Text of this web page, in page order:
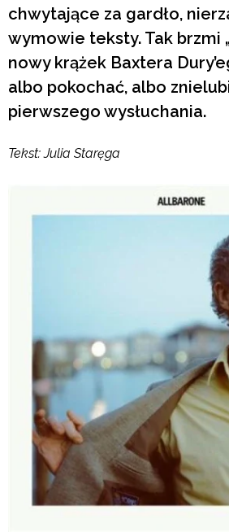
chwytające za gardło,
wymowie teksty. Tak brzmi
nowy krążek Baxtera
albo pokochać, albo
pierwszego wysłuchania.
Tekst: Julia Staręga